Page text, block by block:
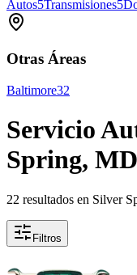
Autos5Transmisiones5
Otras Áreas
Baltimore32
Servicio
Spring, MD
22 resultados en Silver
Filtros